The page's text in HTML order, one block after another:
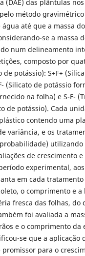
(DAE) das plântulas
método
até que a massa
se a massa
num delineamento
composto por
potássio): S+F+
(Silicato de potássio
na folha) e S-F-
de potássio). Cada
contendo uma
variância, e os
de crescimento
experimental,
em cada
o comprimento e
fresca das folhas, do
foi avaliada a
e o comprimento da
se que a aplicação
promissor para o